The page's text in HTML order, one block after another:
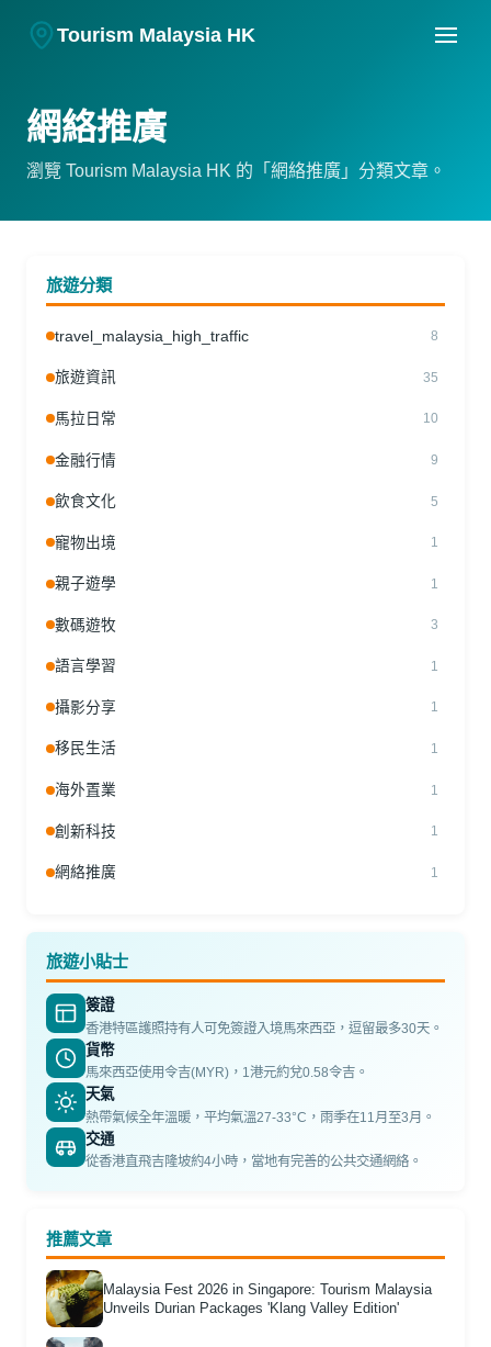
Tourism Malaysia HK
網絡推廣
瀏覽 Tourism Malaysia HK 的「網絡推廣」分類文章。
旅遊分類
travel_malaysia_high_traffic 8
旅遊資訊 35
馬拉日常 10
金融行情 9
飲食文化 5
寵物出境 1
親子遊學 1
數碼遊牧 3
語言學習 1
攝影分享 1
移民生活 1
海外置業 1
創新科技 1
網絡推廣 1
旅遊小貼士
簽證
香港特區護照持有人可免簽證入境馬來西亞，逗留最多30天。
貨幣
馬來西亞使用令吉(MYR)，1港元約兌0.58令吉。
天氣
熱帶氣候全年溫暖，平均氣溫27-33°C，雨季在11月至3月。
交通
從香港直飛吉隆坡約4小時，當地有完善的公共交通網絡。
推薦文章
Malaysia Fest 2026 in Singapore: Tourism Malaysia
Unveils Durian Packages 'Klang Valley Edition'